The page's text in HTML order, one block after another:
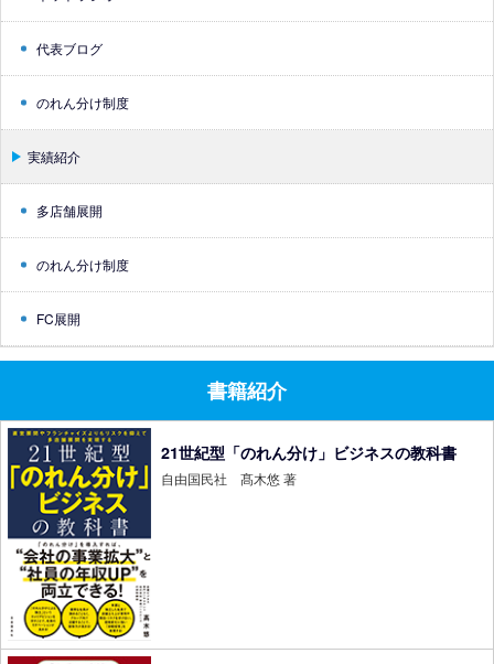
代表ブログ
のれん分け制度
実績紹介
多店舗展開
のれん分け制度
FC展開
書籍紹介
21世紀型「のれん分け」ビジネスの教科書
自由国民社 髙木悠 著